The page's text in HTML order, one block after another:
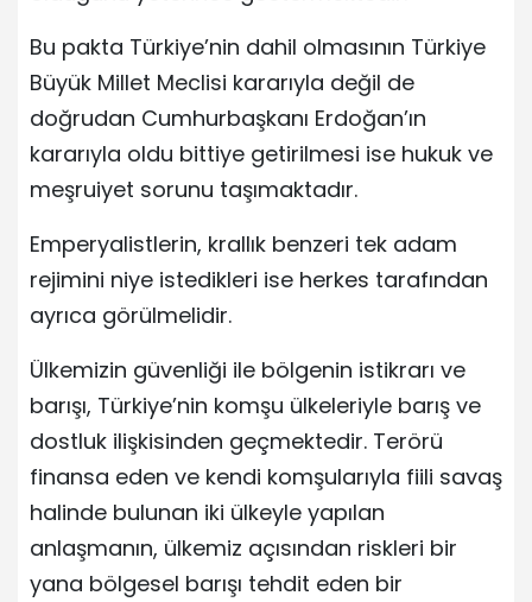
Bu pakta Türkiye’nin dahil olmasının Türkiye
Büyük Millet Meclisi kararıyla değil de
doğrudan Cumhurbaşkanı Erdoğan’ın
kararıyla oldu bittiye getirilmesi ise hukuk ve
meşruiyet sorunu taşımaktadır.
Emperyalistlerin, krallık benzeri tek adam
rejimini niye istedikleri ise herkes tarafından
ayrıca görülmelidir.
Ülkemizin güvenliği ile bölgenin istikrarı ve
barışı, Türkiye’nin komşu ülkeleriyle barış ve
dostluk ilişkisinden geçmektedir. Terörü
finansa eden ve kendi komşularıyla fiili savaş
halinde bulunan iki ülkeyle yapılan
anlaşmanın, ülkemiz açısından riskleri bir
yana bölgesel barışı tehdit eden bir